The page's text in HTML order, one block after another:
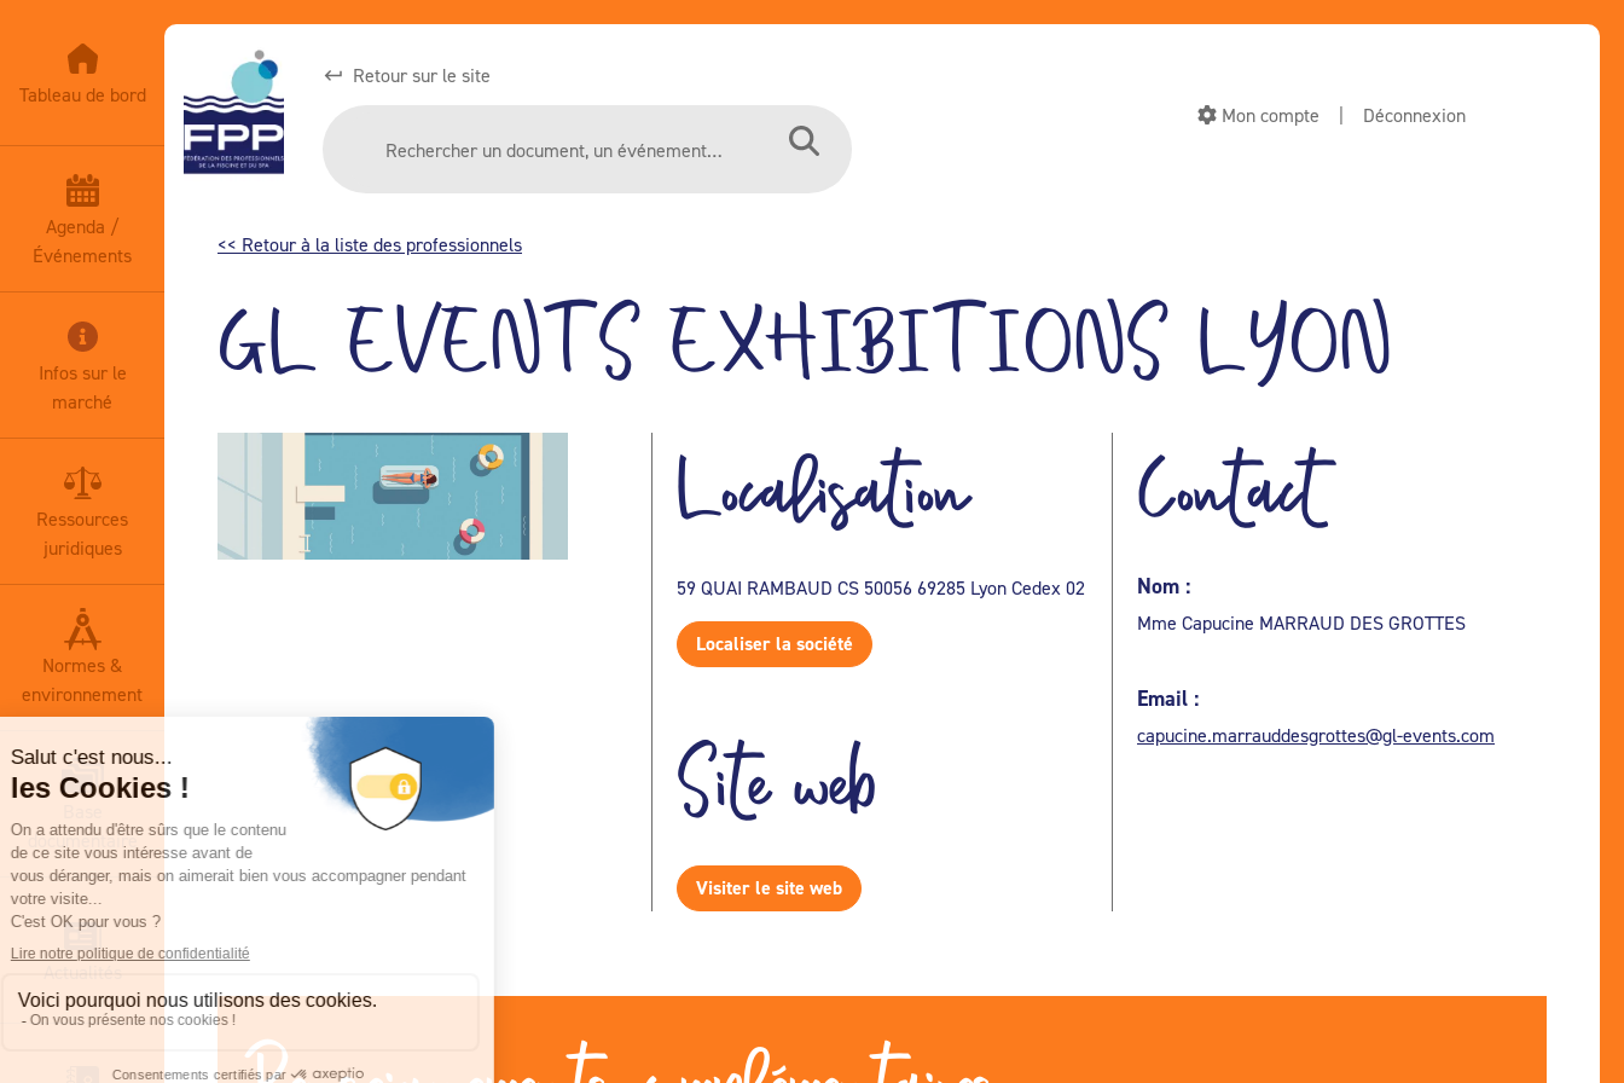
Tableau de bord
Agenda /
Événements
Infos sur le
marché
Ressources
juridiques
Normes &
environnement
documentaire
Retour sur le site
Mon compte
| Déconnexion
<< Retour à la liste des professionnels
GL EVENTS EXHIBITIONS LYON
Localisation
59 QUAI RAMBAUD CS 50056 69285 Lyon Cedex 02
Localiser la société
Site web
Visiter le site web
Contact
Nom :
Mme Capucine MARRAUD DES GROTTES
Email :
capucine.marrauddesgrottes@gl-events.com